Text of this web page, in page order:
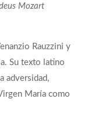
Mozart
Rauzzini y
Su texto latino
adversidad,
María como